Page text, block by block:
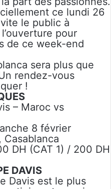
ce lundi 26
le public à
pour
de ce week-end
sera plus que
rendez-vous
!
– Maroc vs
8 février
Casablanca
DH (CAT 1) / 200 DH
DAVIS
Davis est le plus